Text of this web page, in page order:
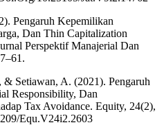
Pengaruh Kepemilikan
Dan Thin Capitalization
Perspektif Manajerial Dan
Setiawan, A. (2021). Pengaruh
Responsibility, Dan
Tax Avoidance. Equity, 24(2),
Equ.V24i2.2603